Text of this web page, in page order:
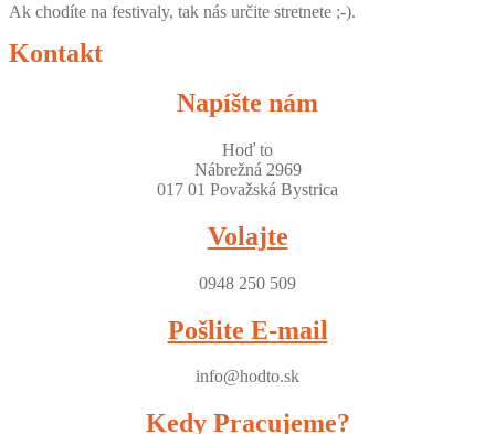
Ak chodíte na festivaly, tak nás určite stretnete ;-).
Kontakt
Napíšte nám
Hoď to
Nábrežná 2969
017 01 Považská Bystrica
Volajte
0948 250 509
Pošlite E-mail
info@hodto.sk
Kedy Pracujeme?